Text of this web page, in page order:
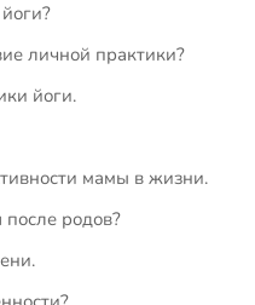
личной практики?
йоги.
мамы в жизни.
родов?